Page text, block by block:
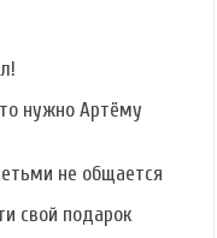
нужно Артёму
не общается
свой подарок